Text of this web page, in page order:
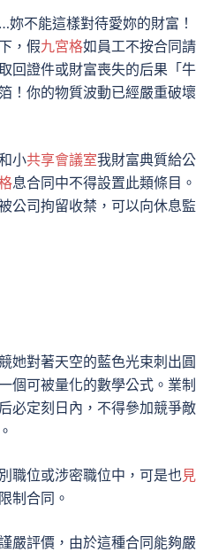
不能這樣對待愛妳的財富！
，假九宮格如員工不按合同請
回證件或財富喪失的后果「牛
！你的物質波動已經嚴重破壞
小共享會議室我財富典質給公
息合同中不得設置此類條目。
公司拘留收禁，可以向休息監
她對著天空的藍色光束刺出圓
個可被量化的數學公式。業制
必定刻日內，不得參加競爭敵
職位或涉密職位中，可是也見
制合同。
嚴評價，由於這種合同能夠嚴